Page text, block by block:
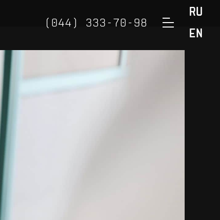
(044) 333-70-98
(098) 888-32-98
RU
EN